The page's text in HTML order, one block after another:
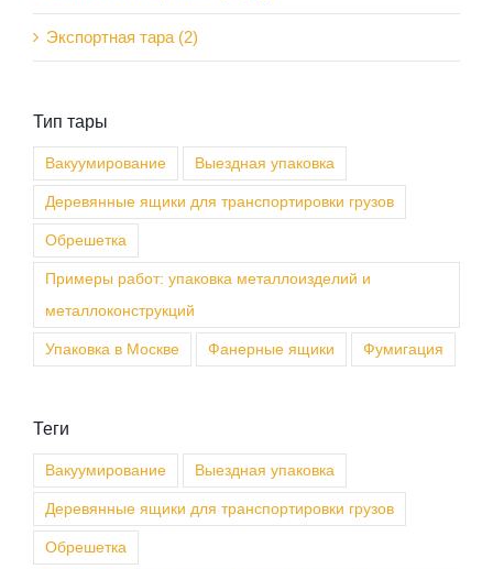
Экспортная тара (2)
Тип тары
Вакуумирование Выездная упаковка
Деревянные ящики для транспортировки грузов
Обрешетка
Примеры работ: упаковка металлоизделий и
металлоконструкций
Упаковка в Москве Фанерные ящики Фумигация
Теги
Вакуумирование Выездная упаковка
Деревянные ящики для транспортировки грузов
Обрешетка